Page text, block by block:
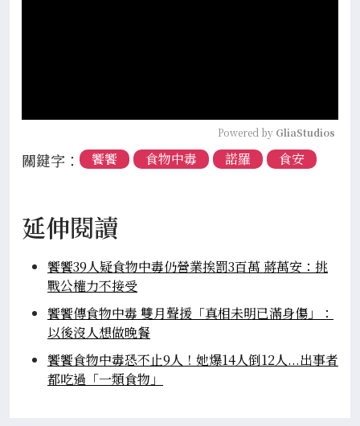
Powered by GliaStudios
關鍵字： 饗饗 食物中毒 諾羅 食安
延伸閱讀
饗饗39人疑食物中毒仍營業挨罰3百萬 蔣萬安：挑
戰公權力不接受
饗饗傳食物中毒 雙月聲援「真相未明已滿身傷」：
以後沒人想做晚餐
饗饗食物中毒恐不止9人！她爆14人倒12人...出事者
都吃過「一類食物」